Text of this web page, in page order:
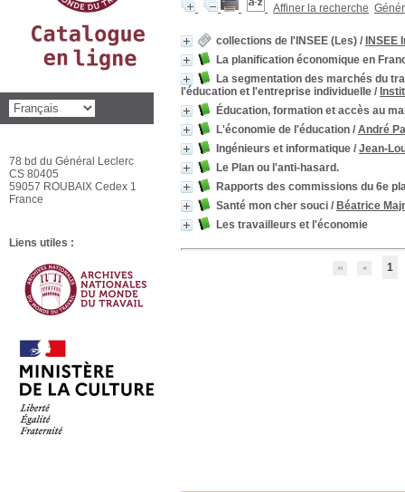
Affiner la recherche
collections de l'INSEE (Les) /
La planification économique en
La segmentation des marchés du
l'éducation et l'entreprise individuelle /
Éducation, formation et accès au
L'économie de l'éducation / André
Ingénieurs et informatique / Jean-
Le Plan ou l'anti-hasard.
Rapports des commissions du 6e
Santé mon cher souci / Béatrice
Les travailleurs et l'économie
1
78 bd du Général Leclerc
CS 80405
59057 ROUBAIX Cedex 1
France
Liens utiles :